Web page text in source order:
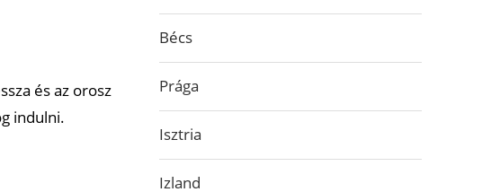
és az orosz
indulni.
Bécs
Prága
Isztria
Izland